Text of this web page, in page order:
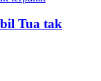
Tua tak